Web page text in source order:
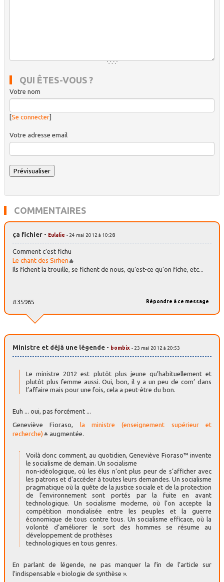
QUI ÊTES-VOUS ?
Votre nom
[Se connecter]
Votre adresse email
COMMENTAIRES
ça fichier - Eulalie - 24 mai 2012 à 10:28
Comment c’est fichu
Le chant des Sirhen
Ils fichent la trouille, se fichent de nous, qu’est-ce qu’on fiche, etc...
Répondre à ce message
#35965
Ministre et déjà une légende - bombix - 23 mai 2012 à 20:53
Le ministre 2012 est plutôt plus jeune qu’habituellement et
plutôt plus femme aussi. Oui, bon, il y a un peu de com’ dans
l’affaire mais pour une fois, cela a peut-être du bon.
Euh ... oui, pas forcément ...
Geneviève Fioraso, la ministre (enseignement supérieur et
recherche)
augmentée.
Voilà donc comment, au quotidien, Geneviève Fioraso™ invente
le socialisme de demain. Un socialisme
non-idéologique, où les élus n’ont plus peur de s’afficher avec
les patrons et d’accéder à toutes leurs demandes. Un socialisme
pragmatique où la quête de la justice sociale et de la protection
de l’environnement sont portés par la fuite en avant
technologique. Un socialisme moderne, où l’on accepte la
compétition mondialisée entre les peuples et la guerre
économique de tous contre tous. Un socialisme efficace, où la
volonté d’améliorer le sort des hommes se résume au
développement de prothèses
technologiques en tous genres.
En parlant de légende, ne pas manquer la fin de l’article sur
l’indispensable « biologie de synthèse ».